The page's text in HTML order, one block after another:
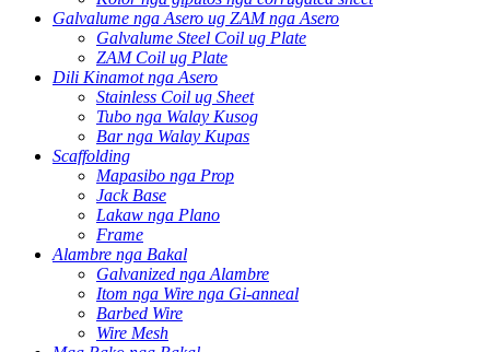
Galvalume nga Asero ug ZAM nga Asero
Galvalume Steel Coil ug Plate
ZAM Coil ug Plate
Dili Kinamot nga Asero
Stainless Coil ug Sheet
Tubo nga Walay Kusog
Bar nga Walay Kupas
Scaffolding
Mapasibo nga Prop
Jack Base
Lakaw nga Plano
Frame
Alambre nga Bakal
Galvanized nga Alambre
Itom nga Wire nga Gi-anneal
Barbed Wire
Wire Mesh